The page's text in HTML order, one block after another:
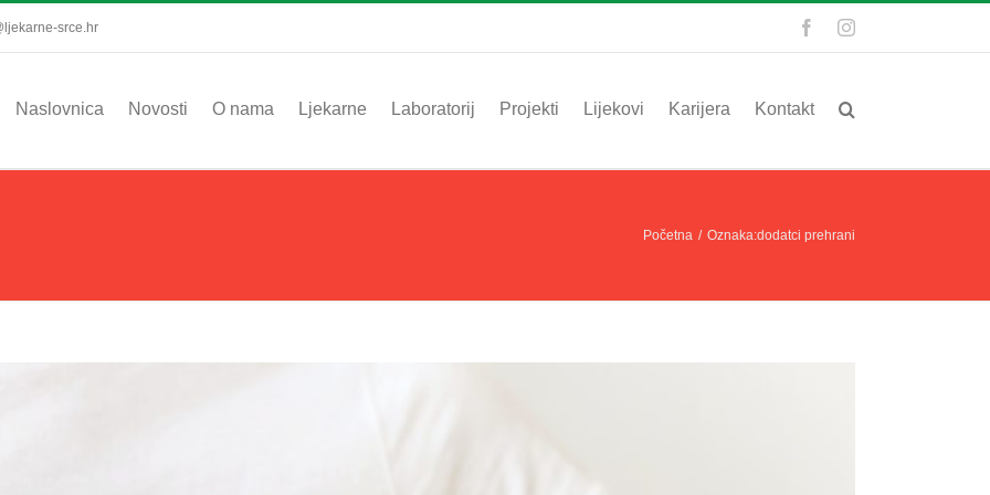
srce.hr FacebookInstagram
Naslovnica Novosti O nama Ljekarne Laboratorij Projekti Lijekovi Karijera Kontakt
Početna / Oznaka:dodatci prehrani